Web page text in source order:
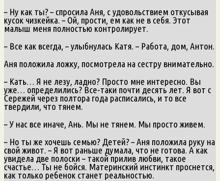
– Ну как ты? – спросила Аня, с удовольствием откусывая
кусок чизкейка. – Ой, прости, ем как не в себя. Этот
малыш меня полностью контролирует.
– Все как всегда, – улыбнулась Катя. – Работа, дом, Антон.
Аня положила ложку, посмотрела на сестру внимательно.
– Кать… Я не лезу, ладно? Просто мне интересно. Вы
уже… определились? Все-таки почти десять лет. Я вот с
Сережей через полтора года расписались, и то все
твердили, что тянем.
– У нас все иначе, Ань. Мы не тянем. Мы просто живем.
– Но ты же хочешь семью? Детей? – Аня положила руку на
свой живот. – Я вот раньше думала, что не готова. А как
увидела две полоски – такой прилив любви, такое
счастье… Ты не бойся. Материнский инстинкт проснется,
как только ребенок станет реальностью.